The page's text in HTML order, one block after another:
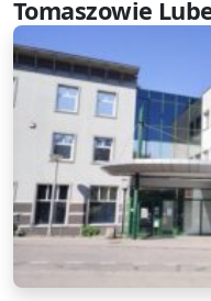
Tomaszowie